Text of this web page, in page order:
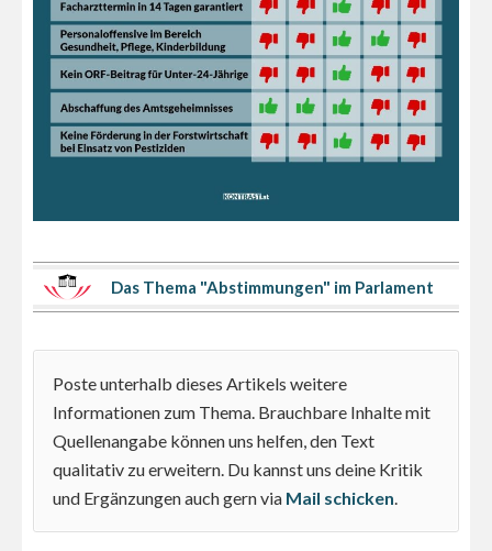
Das Thema "Abstimmungen" im Parlament
Poste unterhalb dieses Artikels weitere
Informationen zum Thema. Brauchbare Inhalte mit
Quellenangabe können uns helfen, den Text
qualitativ zu erweitern. Du kannst uns deine Kritik
und Ergänzungen auch gern via Mail schicken.